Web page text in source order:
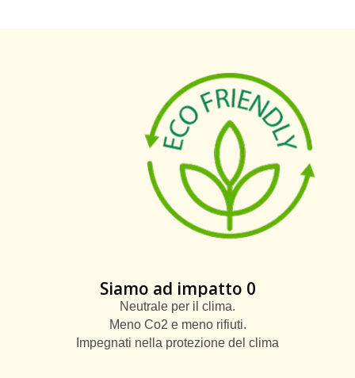
Siamo ad impatto 0
Neutrale per il clima.
Meno Co2 e meno rifiuti.
Impegnati nella protezione del clima